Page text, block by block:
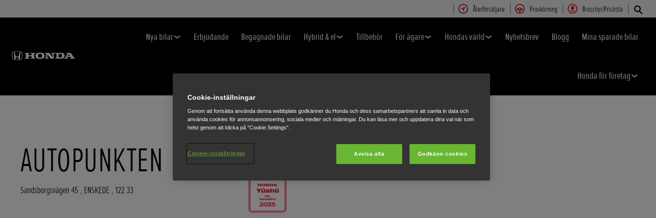
Återförsäljare Provkörning Broschyr/Prislista
Nya bilar Erbjudande Begagnade bilar Hybrid & el Tillbehör För ägare Hondas värld Nyhetsbrev Blogg Mina sparade bilar
Honda för företag
AUTOPUNKTEN
Sandsborgsvägen 45 , ENSKEDE , 122 33
Cookie-inställningar
Genom att fortsätta använda denna webbplats godkänner du Honda och dess samarbetspartners att samla in data och
använda cookies för annonsannonsering, sociala medier och mätningar. Du kan läsa mer och uppdatera dina val när som
helst genom att klicka på "Cookie Settings".
Avvisa alla Godkänn cookies
Cookie-inställningar